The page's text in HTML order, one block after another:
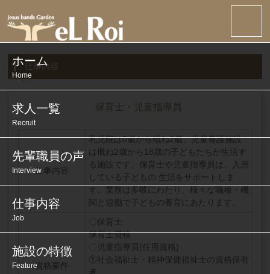
ホーム
Home
求人一覧
Recruit
先輩職員の声
Interview
仕事内容
Job
施設の特徴
Feature
仕事内容
保育士・児童指導員
仕事内容
乳児院は0歳から概ね2歳、児童養護施設
は概ね2歳から18歳の子どもたちが生活す
る施設です。保育士や児童指導員は、入所
している子どもの 生活をサポートしま
す。業務は多岐にわたり、様々な職種・機
関と協働で子どもの養育にあたります。
資格要件
〇保育士
保育士資格
〇児童指導員(任用資格)
①社会福祉士・精神保健福祉士の資格保有